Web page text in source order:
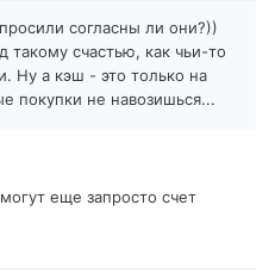
согласны ли они?))
счастью, как чьи-то
Ну а кэш - это только на
покупки не навозишься...
еще запросто счет